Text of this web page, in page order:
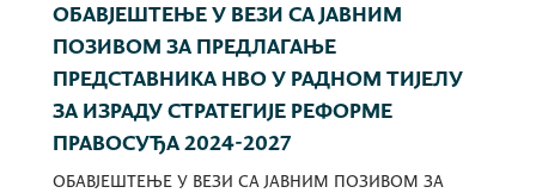
ОБАВЈЕШТЕЊЕ У ВЕЗИ СА ЈАВНИМ
ПОЗИВОМ ЗА ПРЕДЛАГАЊЕ
ПРЕДСТАВНИКА НВО У РАДНОМ ТИЈЕЛУ
ЗА ИЗРАДУ СТРАТЕГИЈЕ РЕФОРМЕ
ПРАВОСУЂА 2024-2027
ОБАВЈЕШТЕЊЕ У ВЕЗИ СА ЈАВНИМ ПОЗИВОМ ЗА